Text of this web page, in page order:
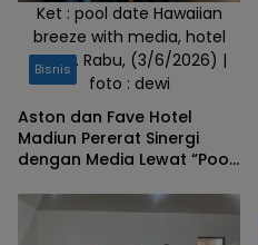
Ket : pool date Hawaiian
breeze with media, hotel
Aston. Rabu, (3/6/2026) |
foto : dewi
Bisnis
Aston dan Fave Hotel
Madiun Pererat Sinergi
dengan Media Lewat “Pool
2026”